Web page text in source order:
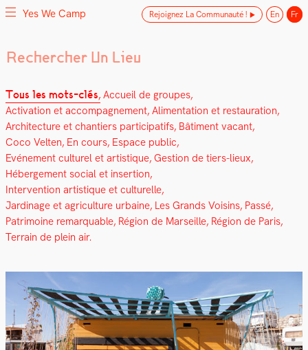
Skip
Yes We Camp
Utilisation inventive des espaces disponibles
Tous les mots-clés Accueil de groupes
Activation et accompagnement Alimentation et restauration
Architecture et chantiers participatifs Bâtiment vacant
Coco Velten En cours Espace public
Evénement culturel et artistique Gestion de tiers-lieux
Hébergement social et insertion
Intervention artistique et culturelle
Jardinage et agriculture urbaine Les Grands Voisins Passé
Patrimoine remarquable Région de Marseille Région de Paris
Terrain de plein air
Yes We Camp Rejoignez La Communauté ! En Fr